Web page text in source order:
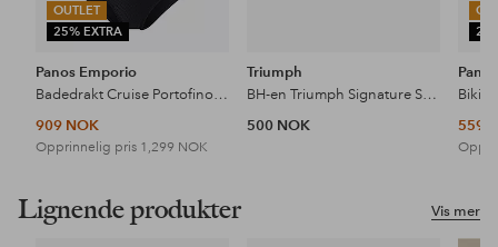
OUTLET
25% EXTRA
Panos Emporio
Badedrakt Cruise Portofino Swimsuit
909 NOK
Opprinnelig pris 1,299 NOK
Triumph
BH-en Triumph Signature Sheer W01 EX
500 NOK
559
Vis mer
Lignende produkter